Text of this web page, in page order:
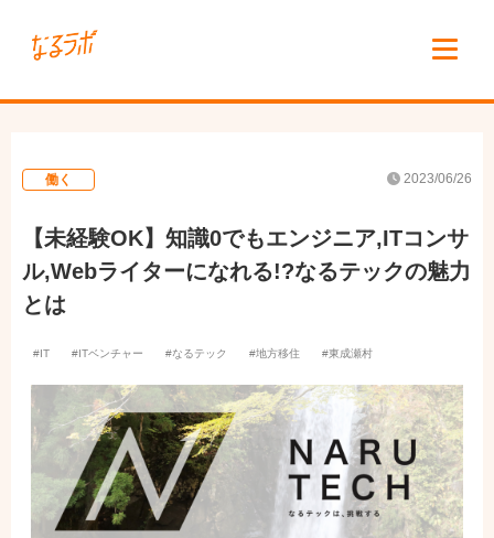
働く 2023/06/26
【未経験OK】知識0でもエンジニア,ITコンサ
ル,Webライターになれる!?なるテックの魅力
とは
IT ITベンチャー なるテック 地方移住 東成瀬村